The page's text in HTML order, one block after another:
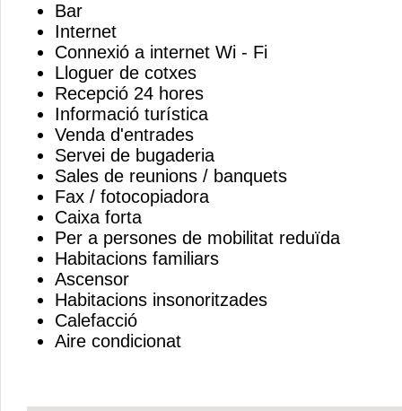
Bar
Internet
Connexió a internet Wi - Fi
Lloguer de cotxes
Recepció 24 hores
Informació turística
Venda d'entrades
Servei de bugaderia
Sales de reunions / banquets
Fax / fotocopiadora
Caixa forta
Per a persones de mobilitat reduïda
Habitacions familiars
Ascensor
Habitacions insonoritzades
Calefacció
Aire condicionat